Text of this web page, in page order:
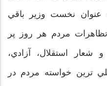
عنوان نخست وزير باقي
مردم هر روز پر
استقلال،‌ آزادي،
ترين خواسته مردم در